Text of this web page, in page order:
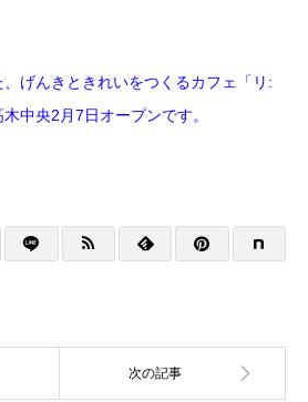
げんきときれいをつくるカフェ「リ:
中央2月7日オープンです。